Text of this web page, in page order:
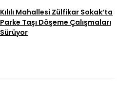
Kılılı Mahallesi Zülfikar Sokak’ta
Parke Taşı Döşeme Çalışmaları
Sürüyor